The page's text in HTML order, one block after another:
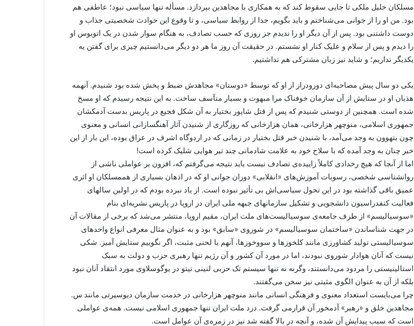
مسلکان خلیل ملکی تا جایی سقوط کند که به همکاری با مجاهدین بپردازد. مسأله تنها سیاسی نبود؛ عاطفی هم
بود. من او را از جوانی می‌شناختم و باید بگویم، جدا از روابط سیاسی، و تا وقوع این حوادث شخصیتی جذاب و
دوست داشتنی بود. پس از آن دیگر او را ندیدم جز روزی که حسب تصادف، به هنگام سوار شدن در یک اتوبوس او
را دیدم و پس از سلام و علیک کنار او نشستم. در حقیقت آن روز ما هر دو دیگر می‌دانستیم چیزی برای گفتن یه
یکدیگر نداریم؛ و شاید نیز زبان مشترکی هم نداشتیم.
یکی دو سال پیش مصاحبه‌ای دورودراز از او که توسط «دوستان» مجاهدش ضبط و پخش شده بود شنیدم. آنهمه
هذیان او در ستایش از آن سازمان خوفناک مرا مبهوت و بسیار متآسف ساخت. به این نتیجه رسیدم که او مسخ
شده است. همچنین از دوستی شنیدم که پس از قتل شاپور بختیار به آن شکل فجیع در پاریس بدست آدمکشان
جمهوری اسلامی، منوچهر هزارخانی، همان هزارخانی که روزگاری از شنیدن آثار آهنگسازانی انسانی و معنوی
چون بتهوون به وجد می‌آمد، با شنیدن خبر قتل بختیار در زمانی که در اردوگاه اشرف در عراق بوده، این بار از این
خبر چنان به وجد آمده که با سلاح خود به علامت شادمانی چند تیر هوایی شلیک کرده است!
اما از آنجا که هیچ رخدادی کاملاً زاییده‌ی تصادف نیست باید نتیجه می‌گرفتم که، افزون بر عواملی ناشی از
روانشناسی شخصی، رسوبات آموزش‌های «انقلابی» دوران جوانی او که در اذهان بسیاری از هممسلکان او اثری
عمیق باقی گذاشته بود در این تحول سیاسی‌اش بی تأثیر نبوده است. از یاد نبرده بودم که در اولین سالهای
فعالیت کنفدراسیون دانشجویی و تشکیل سازمانهای جبهه ملی ایران در اروپا در پاریس نشریه‌ای بنام
«سوسیالیسم» از طرف جامعه‌ی سوسیالیست‌های ملت ایران، مقیم اروپا، منتشر می‌شد که برخی از مقالات آن
در جهت شناساندن «ساختمان سوسیالیسم» در شوروی «سابق» بود و به عنوان مثال معرفی انواع واحد‌های
سوسیالیستی تولید کشاورزی مانند کلخوزها و سووخوزها، آنهم با لحنی مثبت، اگر نگوییم ستایش آمیز. شکی
نیست که آنان هوادار شوروی نبودند، اما در مورد آن کشور و آن رژیم تنها رهبری حزب و دولت به سبک
استالینیستی را مردود می‌دانستند، وگرنه نه تنها سیستم تک حزبی لنینی تیتو در یوگوسلاوی مورد انتقاد آنان نبود
بلکه از آن به عنوان الگوی مثبتی نیز سخن می‌گفتند.
چرا می‌بایست استعداد معنوی و فرهنگی انسانی مانند منوچهر هزارخانی در خدمت سازمان دیوسیرتی مانند س.
مجاهدین خلق و «رهبر» آدمخور آن قرارمی گرفت. درد ملت ایران تنها جمهوری اسلامی نیست. همه‌ی عواملی
است که سبب پیدایش آن شده، و آنچه در بالا گفته شد نیز در زمره‌ی آن عوامل است.